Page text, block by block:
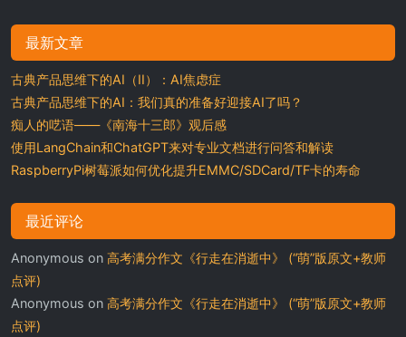
最新文章
古典产品思维下的AI（II）：AI焦虑症
古典产品思维下的AI：我们真的准备好迎接AI了吗？
痴人的呓语——《南海十三郎》观后感
使用LangChain和ChatGPT来对专业文档进行问答和解读
RaspberryPi树莓派如何优化提升EMMC/SDCard/TF卡的寿命
最近评论
Anonymous on 高考满分作文《行走在消逝中》 (“萌”版原文+教师
点评)
Anonymous on 高考满分作文《行走在消逝中》 (“萌”版原文+教师
点评)